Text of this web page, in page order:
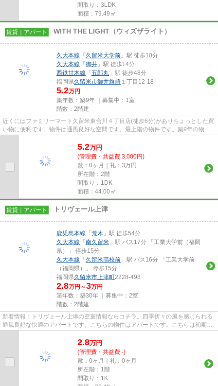
間取り：3LDK
面積：79.49㎡
賃貸｜アパート WITH THE LIGHT（ウィズザライト）
久大本線 「久留米大学前 」駅 徒歩10分
久大本線 「御井 」駅 徒歩14分
西鉄甘木線 「五郎丸 」駅 徒歩48分
福岡県久留米市御井旗崎 １丁目12-18
5.2万円
築年数：築9年 ｜募集中： 1室
階数：2階建
近くにはファミリーマート久留米東合川４丁目店(徒歩6分)がありちょっとした買
い物に便利です。物件は通風良好な空間です。最上階の物件です。築9年の物
件。当社スタッフが地域の賃貸...
5.2万円
(管理費・共益費 3,000円)
敷：0ヶ月｜礼：3万円
所在階：2階
間取り：1DK
面積：44.00㎡
賃貸｜アパート トリヴェール上津
鹿児島本線 「荒木 」駅 徒歩54分
久大本線 「南久留米 」駅 バス17分 「工業大学前（福岡
県）」 停歩15分
久大本線 「久留米高校前 」駅 バス16分 「工業大学前
（福岡県）」 停歩15分
福岡県久留米市 上津町2228-498
2.8万円～3万円
築年数：築30年 ｜募集中： 2室
階数：2階建
新着情報：トリヴェール上津の空室情報ならコチラ。四季折々の風を感じられる
通風良好な快適のアパートです。こちらの物件はアパートです。こちらは初期費
用をカードでお支払いいただ...
2.8万円
(管理費・共益費 -)
敷：0ヶ月｜礼：0ヶ月
所在階：1階
間取り：1K